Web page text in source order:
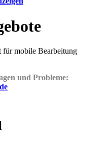
für mobile Bearbeitung
und Probleme: